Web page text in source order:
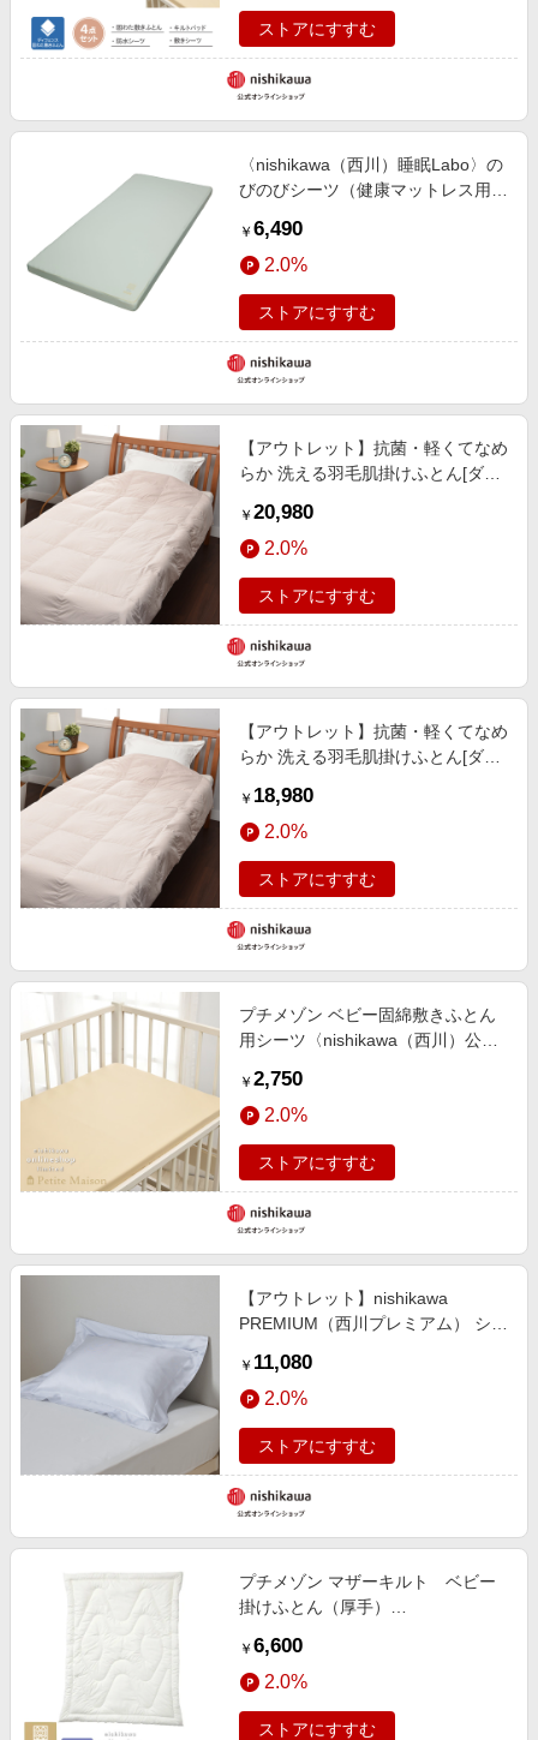
ストアにすすむ
〈nishikawa（西川）睡眠Labo〉の
びのびシーツ（健康マットレス用
スセール】
￥ 6,490
2.0%
ストアにすすむ
【アウトレット】抗菌・軽くてなめ
らか 洗える羽毛肌掛けふとん[ダッ
プ限定〉※在庫限りにつき特別価格
￥ 20,980
2.0%
ストアにすすむ
【アウトレット】抗菌・軽くてなめ
らか 洗える羽毛肌掛けふとん[ダッ
プ限定〉※在庫限りにつき特別価格
￥ 18,980
2.0%
ストアにすすむ
プチメゾン ベビー固綿敷きふとん
用シーツ〈nishikawa（西川）公式
￥ 2,750
2.0%
ストアにすすむ
【アウトレット】nishikawa
PREMIUM（西川プレミアム） シル
特別価格
￥ 11,080
2.0%
ストアにすすむ
プチメゾン マザーキルト ベビー
掛けふとん（厚手）
限定〉
￥ 6,600
2.0%
ストアにすすむ